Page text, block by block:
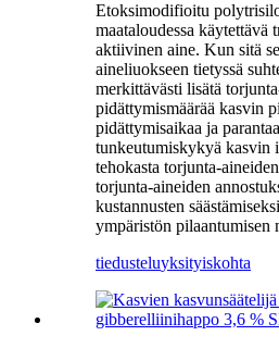
Etoksimodifioitu
maataloudessa
aktiivinen aine. Kun sitä
aineliuokseen tietyssä
merkittävästi lisätä
pidättymismäärää kasvin
pidättymisaikaa ja
tunkeutumiskykyä kasvin
tehokasta torjunta-
torjunta-aineiden
kustannusten
ympäristön pilaantumisen
tiedusteluyksityiskohta